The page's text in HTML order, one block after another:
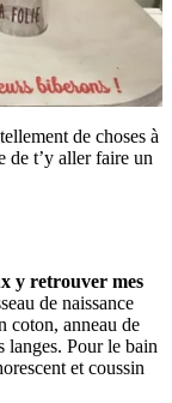
de choses à
de t’y aller faire un
y retrouver mes
de naissance
coton, anneau de
langes. Pour le bain
et coussin